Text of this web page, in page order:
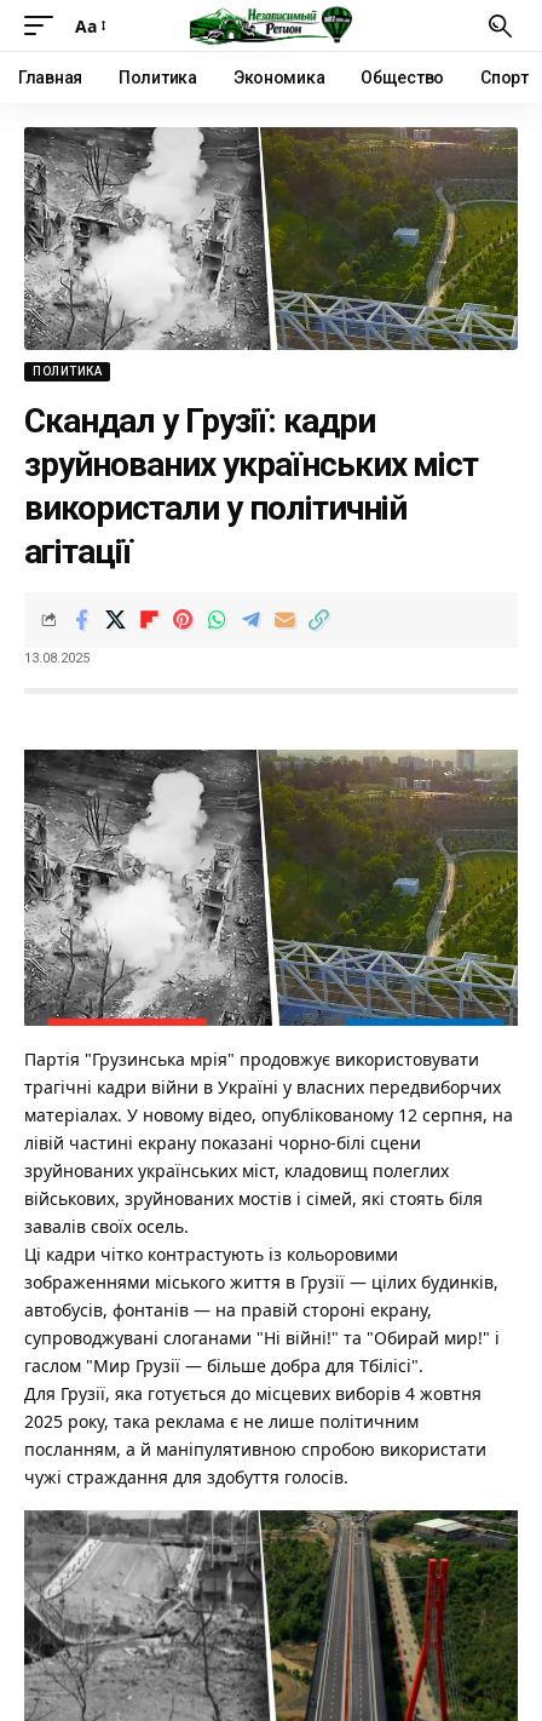
Аа
Главная Политика Экономика Общество Спорт
ПОЛИТИКА
Скандал у Грузії: кадри
зруйнованих українських міст
використали у політичній
агітації
13.08.2025
Партія "Грузинська мрія" продовжує використовувати
трагічні кадри війни в Україні у власних передвиборчих
матеріалах. У новому відео, опублікованому 12 серпня, на
лівій частині екрану показані чорно-білі сцени
зруйнованих українських міст, кладовищ полеглих
військових, зруйнованих мостів і сімей, які стоять біля
завалів своїх осель.
Ці кадри чітко контрастують із кольоровими
зображеннями міського життя в Грузії — цілих будинків,
автобусів, фонтанів — на правій стороні екрану,
супроводжувані слоганами "Ні війні!" та "Обирай мир!" і
гаслом "Мир Грузії — більше добра для Тбілісі".
Для Грузії, яка готується до місцевих виборів 4 жовтня
2025 року, така реклама є не лише політичним
посланням, а й маніпулятивною спробою використати
чужі страждання для здобуття голосів.